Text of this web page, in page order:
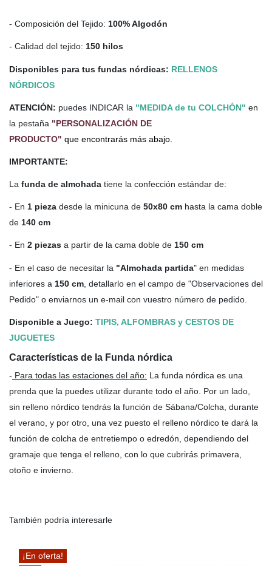
- Composición del Tejido: 100% Algodón
- Calidad del tejido: 150 hilos
Disponibles para tus fundas nórdicas: RELLENOS
NÓRDICOS
ATENCIÓN: puedes INDICAR la "MEDIDA de tu COLCHÓN" en
la pestaña "PERSONALIZACIÓN DE
PRODUCTO" que encontrarás más abajo.
IMPORTANTE:
La funda de almohada tiene la confección estándar de:
- En 1 pieza desde la minicuna de 50x80 cm hasta la cama doble
de 140 cm
- En 2 piezas a partir de la cama doble de 150 cm
- En el caso de necesitar la "Almohada partida" en medidas
inferiores a 150 cm , detallarlo en el campo de "Observaciones del
Pedido" o enviarnos un e-mail con vuestro número de pedido.
Disponible a Juego: TIPIS, ALFOMBRAS y CESTOS DE
JUGUETES
Características de la Funda nórdica
- Para todas las estaciones del año: La funda nórdica es una
prenda que la puedes utilizar durante todo el año. Por un lado,
sin relleno nórdico tendrás la función de Sábana/Colcha, durante
el verano, y por otro, una vez puesto el relleno nórdico te dará la
función de colcha de entretiempo o edredón, dependiendo del
gramaje que tenga el relleno, con lo que cubrirás primavera,
otoño e invierno.
También podría interesarle
¡En oferta!